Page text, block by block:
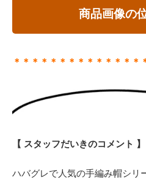
商品画像の
＊＊＊＊＊＊＊＊＊＊＊＊＊＊
【 スタッフだいきのコメント 】
ハバグレで人気の手編み帽シリ